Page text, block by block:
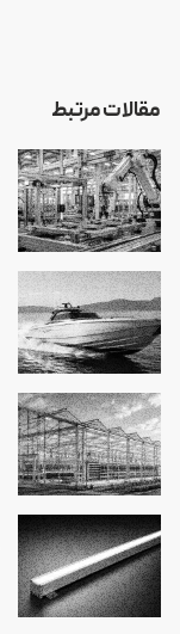
مقالات مرتبط